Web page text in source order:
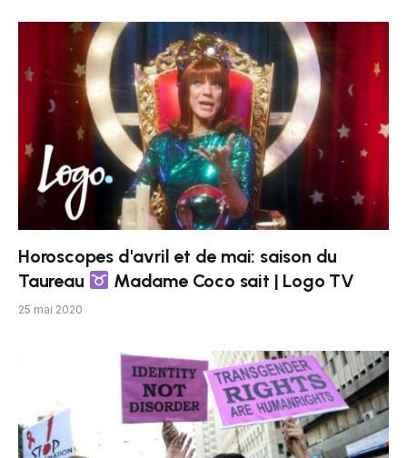
Horoscopes d'avril et de mai: saison du
Taureau
Madame Coco sait | Logo TV
25 mai 2020